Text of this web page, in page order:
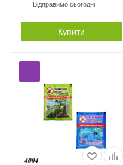
Відправимо сьогодні
Купити